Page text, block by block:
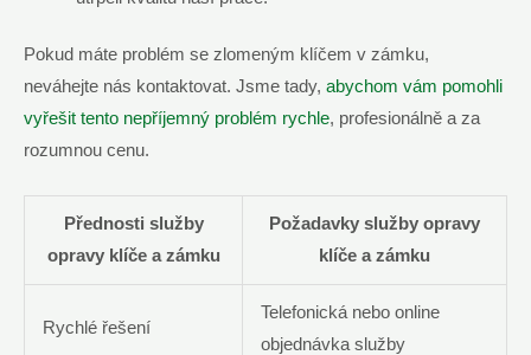
Pokud máte problém se zlomeným klíčem v zámku,
neváhejte nás kontaktovat. Jsme tady, abychom vám pomohli
vyřešit tento nepříjemný problém rychle, profesionálně a za
rozumnou cenu.
Přednosti služby
opravy klíče a zámku
Požadavky služby opravy
klíče a zámku
Rychlé řešení
Telefonická nebo online
objednávka služby